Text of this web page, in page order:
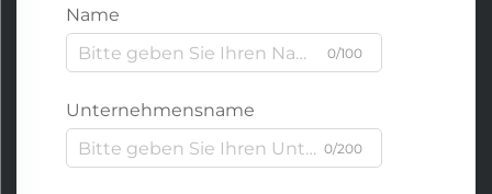
Name
0/100
Unternehmensname
0/200